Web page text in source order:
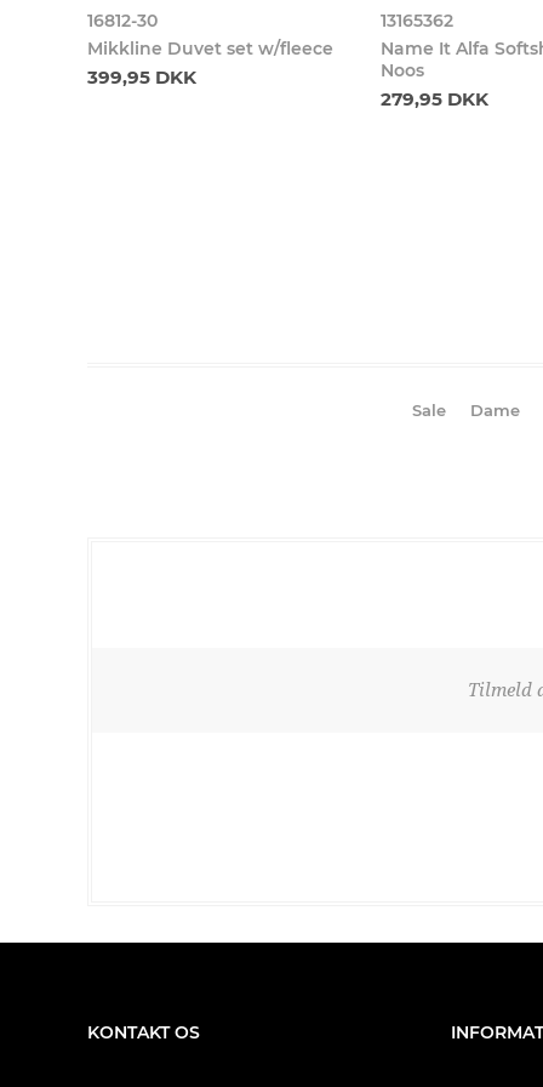
16812-30
Mikkline Duvet set w/fleece
399,95 DKK
13165362
Name It Alfa
Noos
279,95 DKK
Sale Dame
Tilmeld
KONTAKT OS